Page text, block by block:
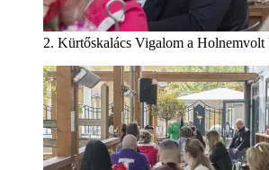
2. Kürtőskalács Vigalom a Holnemvolt